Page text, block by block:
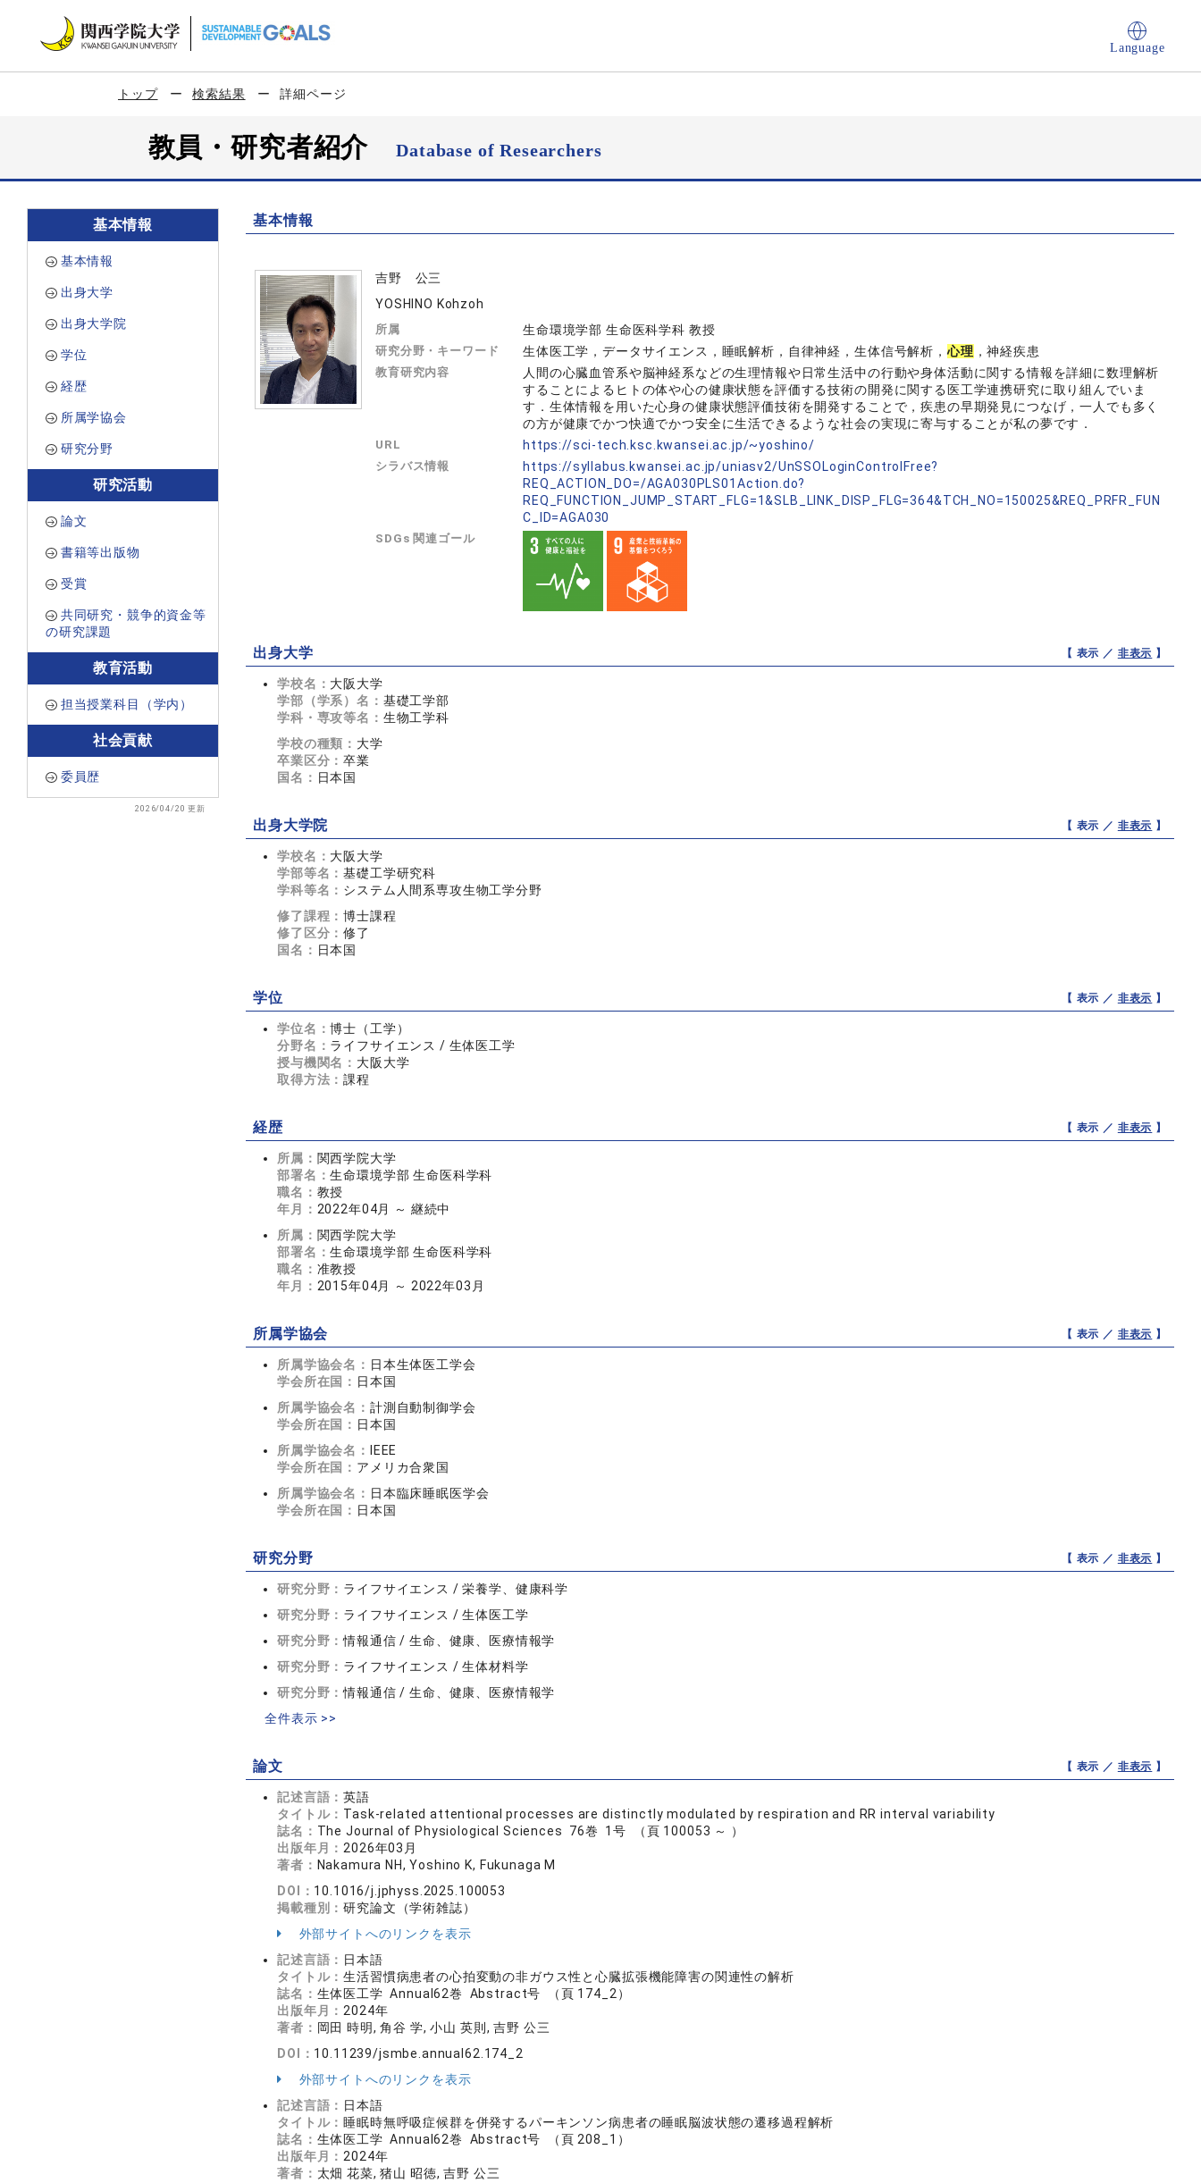
Language
トップ 検索結果 詳細ページ
教員・研究者紹介Database of Researchers
基本情報
基本情報
出身大学
出身大学院
学位
経歴
所属学協会
研究分野
研究活動
論文
書籍等出版物
受賞
共同研究・競争的資金等
の研究課題
教育活動
担当授業科目（学内）
社会貢献
委員歴
2026/04/20 更新
基本情報
吉野 公三
YOSHINO Kohzoh
所属 生命環境学部 生命医科学科 教授
研究分野・キーワード 生体医工学，データサイエンス，睡眠解析，自律神経，生体信号解析， 心理 ，神経疾患
教育研究内容
人間の心臓血管系や脳神経系などの生理情報や日常生活中の行動や身体活動に関する情報を詳細に数理解析
することによるヒトの体や心の健康状態を評価する技術の開発に関する医工学連携研究に取り組んでいま
す．生体情報を用いた心身の健康状態評価技術を開発することで，疾患の早期発見につなげ，一人でも多く
の方が健康でかつ快適でかつ安全に生活できるような社会の実現に寄与することが私の夢です．
URL https://sci-tech.ksc.kwansei.ac.jp/~yoshino/
シラバス情報
https://syllabus.kwansei.ac.jp/uniasv2/UnSSOLoginControlFree?
REQ_ACTION_DO=/AGA030PLS01Action.do?
REQ_FUNCTION_JUMP_START_FLG=1&SLB_LINK_DISP_FLG=364&TCH_NO=150025&REQ_PRFR_FUN
C_ID=AGA030
SDGs 関連ゴール
出身大学 【 表示 ／ 非表示 】
学校名： 大阪大学
学部（学系）名： 基礎工学部
学科・専攻等名： 生物工学科
学校の種類： 大学
卒業区分：卒業
国名： 日本国
出身大学院 【 表示 ／ 非表示 】
学校名： 大阪大学
学部等名：基礎工学研究科
学科等名： システム人間系専攻生物工学分野
修了課程：博士課程
修了区分：修了
国名： 日本国
学位 【 表示 ／ 非表示 】
学位名：博士（工学）
分野名： ライフサイエンス / 生体医工学
授与機関名： 大阪大学
取得方法：課程
経歴 【 表示 ／ 非表示 】
所属： 関西学院大学
部署名：生命環境学部 生命医科学科
職名： 教授
年月： 2022年04月 ～ 継続中
所属： 関西学院大学
部署名：生命環境学部 生命医科学科
職名： 准教授
年月： 2015年04月 ～ 2022年03月
所属学協会 【 表示 ／ 非表示 】
所属学協会名： 日本生体医工学会
学会所在国： 日本国
所属学協会名： 計測自動制御学会
学会所在国： 日本国
所属学協会名：
IEEE
学会所在国： アメリカ合衆国
所属学協会名： 日本臨床睡眠医学会
学会所在国： 日本国
研究分野 【 表示 ／ 非表示 】
研究分野： ライフサイエンス / 栄養学、健康科学
研究分野： ライフサイエンス / 生体医工学
研究分野：情報通信 / 生命、健康、医療情報学
研究分野： ライフサイエンス / 生体材料学
研究分野：情報通信 / 生命、健康、医療情報学
全件表示 >>
論文 【 表示 ／ 非表示 】
記述言語：英語
タイトル： Task-related attentional processes are distinctly modulated by respiration and RR interval variability
誌名： The Journal of Physiological Sciences 76巻 1号 （頁 100053 ～ ）
出版年月： 2026年03月
著者： Nakamura NH, Yoshino K, Fukunaga M
DOI： 10.1016/j.jphyss.2025.100053
掲載種別：研究論文（学術雑誌）
外部サイトへのリンクを表示
記述言語： 日本語
タイトル：生活習慣病患者の心拍変動の非ガウス性と心臓拡張機能障害の関連性の解析
誌名： 生体医工学 Annual62巻 Abstract号 （頁 174_2）
出版年月： 2024年
著者： 岡田 時明, 角谷 学, 小山 英則, 吉野 公三
DOI： 10.11239/jsmbe.annual62.174_2
外部サイトへのリンクを表示
記述言語： 日本語
タイトル： 睡眠時無呼吸症候群を併発するパーキンソン病患者の睡眠脳波状態の遷移過程解析
誌名： 生体医工学 Annual62巻 Abstract号 （頁 208_1）
出版年月： 2024年
著者： 太畑 花菜, 猪山 昭徳, 吉野 公三